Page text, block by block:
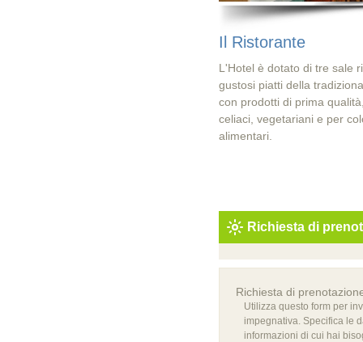
Il Ristorante
L'Hotel è dotato di tre sale
gustosi piatti della
con prodotti di prima
celiaci, vegetariani e per
alimentari.
Richiesta di
Richiesta di
Utilizza questo form per
impegnativa. Specifica le
informazioni di cui hai